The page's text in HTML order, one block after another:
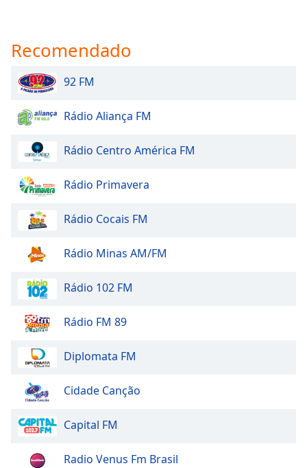
Recomendado
92 FM
Rádio Aliança FM
Rádio Centro América FM
Rádio Primavera
Rádio Cocais FM
Rádio Minas AM/FM
Rádio 102 FM
Rádio FM 89
Diplomata FM
Cidade Canção
Capital FM
Radio Venus Fm Brasil